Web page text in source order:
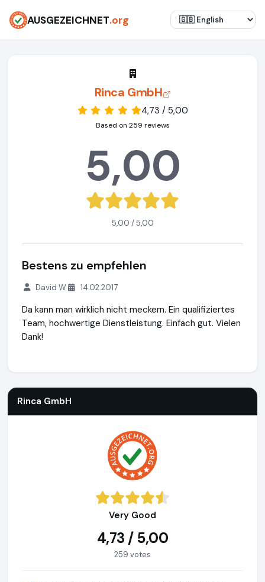
AUSGEZEICHNET.org
Rinca GmbH
4,73 / 5,00
Based on 259 reviews
5,00
5,00 / 5,00
Bestens zu empfehlen
David W 14.02.2017
Da kann man wirklich nicht meckern. Ein qualifiziertes
Team, hochwertige Dienstleistung. Einfach gut. Vielen
Dank!
Rinca GmbH
Very Good
4,73 / 5,00
259 votes